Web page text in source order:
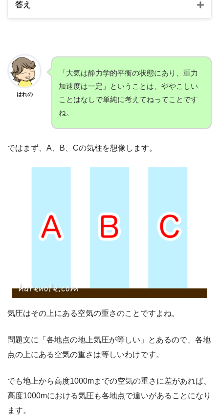
答え
はれの
「大気は静力学的平衡の状態にあり、重力
加速度は一定」ということは、ややこしい
ことはなしで単純に考えてねってことです
ね。
ではまず、A、B、Cの気柱を想像します。
気圧はその上にある空気の重さのことですよね。
問題文に「各地点の地上気圧が等しい」とあるので、各地
点の上にある空気の重さは等しいわけです。
でも地上から高度1000mまでの空気の重さに差があれば、
高度1000mにおける気圧も各地点で違いがあることになり
ます。